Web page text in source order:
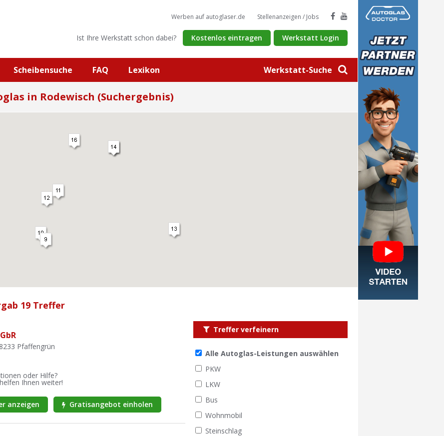
Werkstatt-Suche
Werben auf autoglaser.de Stellenanzeigen / Jobs
Ist Ihre Werkstatt schon dabei? Kostenlos eintragen Werkstatt Login
Scheibensuche FAQ Lexikon
in Rodewisch (Suchergebnis)
19 Treffer
Pfaffengrün
oder Hilfe?
Ihnen weiter!
anzeigen Gratisangebot einholen
Treffer verfeinern
Alle Autoglas-Leistungen auswählen
PKW
LKW
Bus
Wohnmobil
Steinschlag